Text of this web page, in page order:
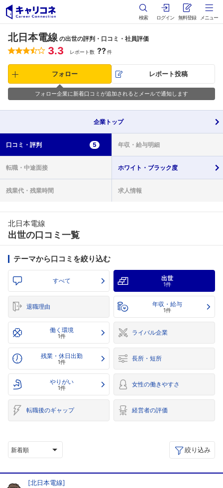
検索 ログイン 無料登録 メニュー
北日本電線 の出世の評判・口コミ・社員評価
3.3 レポート数 ??件
フォロー レポート投稿
フォロー企業に新着口コミが追加されるとメールで通知します
企業 トップ
口コミ・ 評判 5 年収・ 給与明細
転職・ 中途面接 ホワイト・ ブラック度
残業代・ 残業時間 求人情報
北日本電線
出世の口コミ一覧
テーマから口コミを絞り込む
すべて 出世
1件
退職理由 年収・給与
1件
働く環境
1件 ライバル企業
残業・休日出勤
1件 長所・短所
やりがい
1件 女性の働きやすさ
転職後のギャップ 経営者の評価
新着順 絞り込み
[北日本電線]